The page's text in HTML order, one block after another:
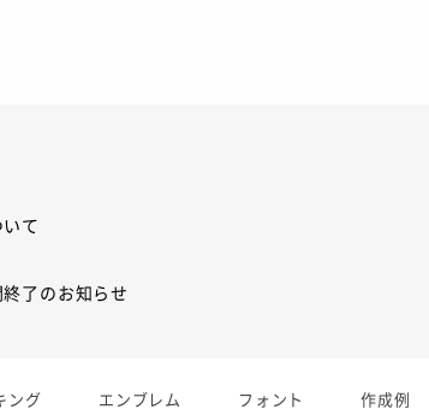
て
了のお知らせ
ング エンブレム フォント 作成例